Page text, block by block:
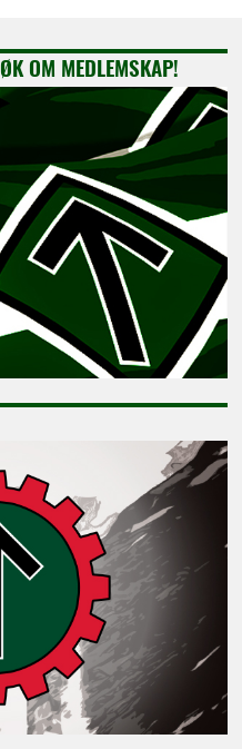
OM MEDLEMSKAP!